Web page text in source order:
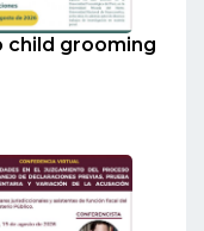
child grooming